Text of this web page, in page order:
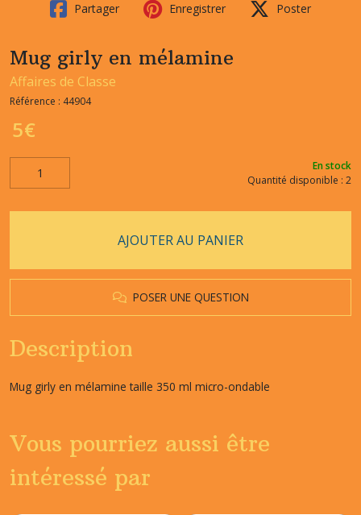
Partager Enregistrer Poster
Mug girly en mélamine
Affaires de Classe
Référence : 44904
5€
En stock
Quantité disponible : 2
AJOUTER AU PANIER
POSER UNE QUESTION
Description
Mug girly en mélamine taille 350 ml micro-ondable
Vous pourriez aussi être
intéressé par